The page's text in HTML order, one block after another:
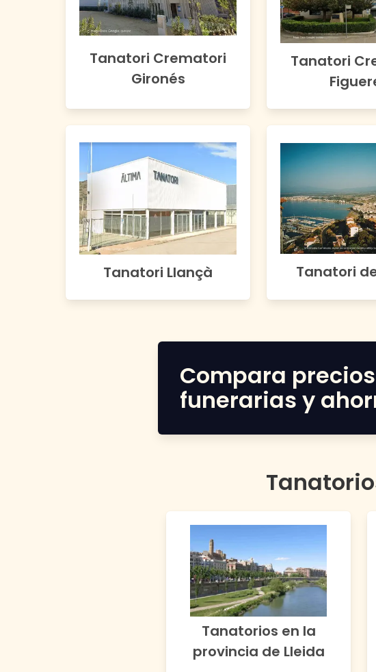
Tanatori Crematori
Gironés
Tanatori
Tanatori Llançà Tanatori
Compara
funerarias y
Tanatorios en la
provincia de Lleida